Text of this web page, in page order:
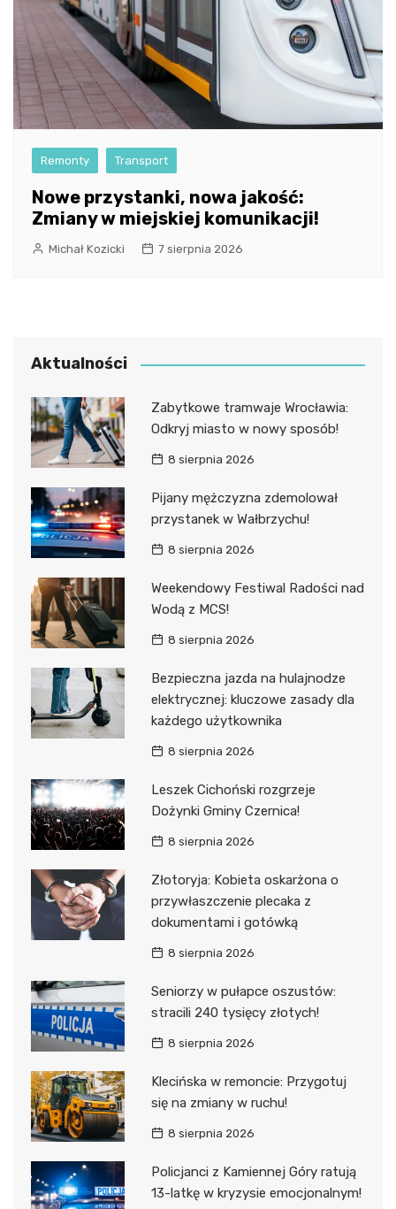
Remonty Transport
Nowe przystanki, nowa jakość:
Zmiany w miejskiej komunikacji!
Michał Kozicki 7 sierpnia 2026
Aktualności
Zabytkowe tramwaje Wrocławia:
Odkryj miasto w nowy sposób!
8 sierpnia 2026
Pijany mężczyzna zdemolował
przystanek w Wałbrzychu!
8 sierpnia 2026
Weekendowy Festiwal Radości nad
Wodą z MCS!
8 sierpnia 2026
Bezpieczna jazda na hulajnodze
elektrycznej: kluczowe zasady dla
każdego użytkownika
8 sierpnia 2026
Leszek Cichoński rozgrzeje
Dożynki Gminy Czernica!
8 sierpnia 2026
Złotoryja: Kobieta oskarżona o
przywłaszczenie plecaka z
dokumentami i gotówką
8 sierpnia 2026
Seniorzy w pułapce oszustów:
stracili 240 tysięcy złotych!
8 sierpnia 2026
Klecińska w remoncie: Przygotuj
się na zmiany w ruchu!
8 sierpnia 2026
Policjanci z Kamiennej Góry ratują
13-latkę w kryzysie emocjonalnym!